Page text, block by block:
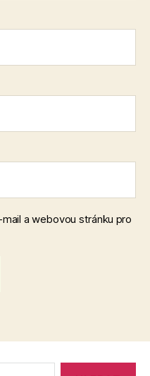
a webovou stránku pro